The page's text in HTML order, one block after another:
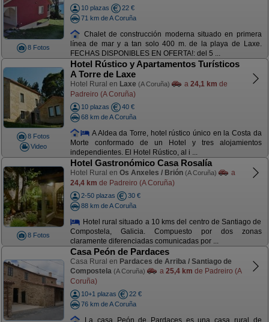
8 Fotos
10 plazas
22 €
71 km de A Coruña
Chalet de construcción moderna situado en primera
línea de mar y a tan solo 400 m. de la playa de Laxe.
FECHAS DISPONIBLES EN OFERTA!: del 5 ...
8 Fotos
Video
Hotel Rústico y Apartamentos Turísticos
A Torre de Laxe
Hotel Rural en Laxe (A Coruña) a 24,1 km de
Padreiro (A Coruña)
10 plazas
40 €
68 km de A Coruña
A Aldea da Torre, hotel rústico único en la Costa da
Morte conformado de un Hotel y tres alojamientos
independientes. El Hotel Rústico, al i ...
8 Fotos
Hotel Gastronómico Casa Rosalía
Hotel Rural en Os Anxeles / Brión (A Coruña)
a
24,4 km de Padreiro (A Coruña)
2-50 plazas
30 €
88 km de A Coruña
Hotel rural situado a 10 kms del centro de Santiago de
Compostela, Galicia. Compuesto por dos zonas
claramente diferenciadas comunicadas por ...
Casa Peón de Pardaces
Casa Rural en Pardaces de Arriba / Santiago de
Compostela (A Coruña) a 25,4 km de Padreiro (A
Coruña)
10+1 plazas
22 €
76 km de A Coruña
La casa Peón de Pardaces es una casa rural de